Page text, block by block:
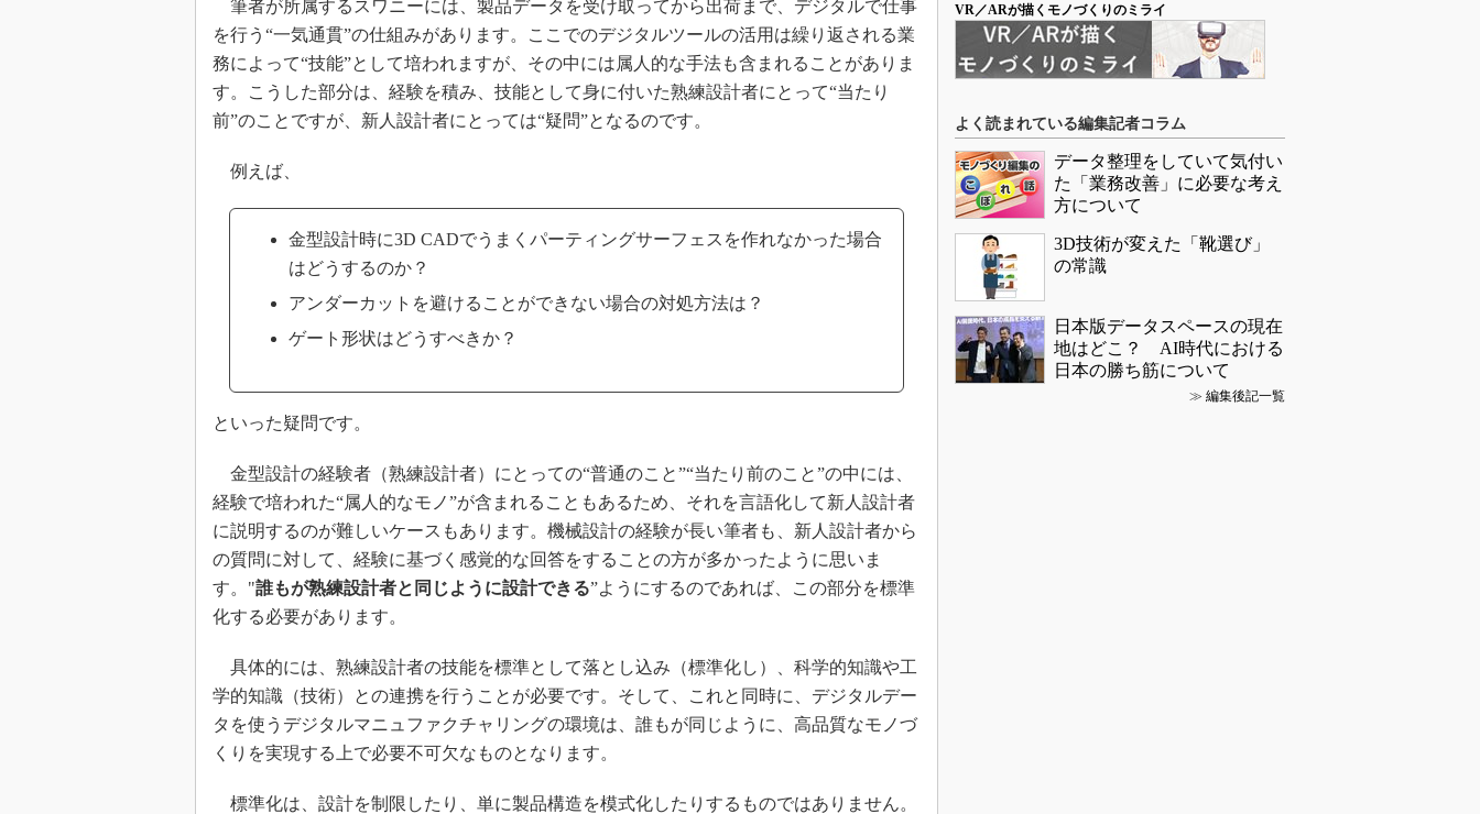
筆者が所属するスワニーには、製品データを受け取ってから出荷まで、デジタルで仕事
を行う“一気通貫”の仕組みがあります。ここでのデジタルツールの活用は繰り返される業
務によって“技能”として培われますが、その中には属人的な手法も含まれることがありま
す。こうした部分は、経験を積み、技能として身に付いた熟練設計者にとって“当たり
前”のことですが、新人設計者にとっては“疑問”となるのです。
例えば、
金型設計時に3D CADでうまくパーティングサーフェスを作れなかった場合
はどうするのか？
アンダーカットを避けることができない場合の対処方法は？
ゲート形状はどうすべきか？
といった疑問です。
金型設計の経験者（熟練設計者）にとっての“普通のこと”“当たり前のこと”の中には、
経験で培われた“属人的なモノ”が含まれることもあるため、それを言語化して新人設計者
に説明するのが難しいケースもあります。機械設計の経験が長い筆者も、新人設計者から
の質問に対して、経験に基づく感覚的な回答をすることの方が多かったように思いま
す。"誰もが熟練設計者と同じように設計できる”ようにするのであれば、この部分を標準
化する必要があります。
具体的には、熟練設計者の技能を標準として落とし込み（標準化し）、科学的知識や工
学的知識（技術）との連携を行うことが必要です。そして、これと同時に、デジタルデー
タを使うデジタルマニュファクチャリングの環境は、誰もが同じように、高品質なモノづ
くりを実現する上で必要不可欠なものとなります。
標準化は、設計を制限したり、単に製品構造を模式化したりするものではありません。
VR／ARが描くモノづくりのミライ
よく読まれている編集記者コラム
データ整理をしていて気付い
た「業務改善」に必要な考え
方について
3D技術が変えた「靴選び」
の常識
日本版データスペースの現在
地はどこ？ AI時代における
日本の勝ち筋について
≫ 編集後記一覧